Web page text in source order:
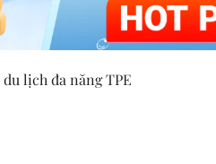
lịch đa năng TPE